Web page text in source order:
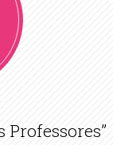
Professores”